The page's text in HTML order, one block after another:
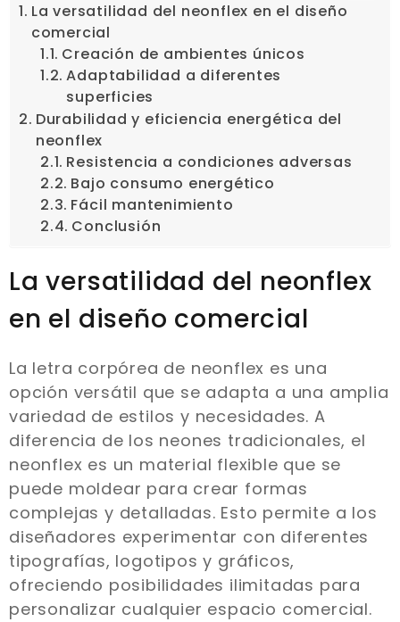
La versatilidad del neonflex en el diseño
comercial
Creación de ambientes únicos
Adaptabilidad a diferentes
superficies
Durabilidad y eficiencia energética del
neonflex
Resistencia a condiciones adversas
Bajo consumo energético
Fácil mantenimiento
Conclusión
La versatilidad del neonflex
en el diseño comercial
La letra corpórea de neonflex es una
opción versátil que se adapta a una amplia
variedad de estilos y necesidades. A
diferencia de los neones tradicionales, el
neonflex es un material flexible que se
puede moldear para crear formas
complejas y detalladas. Esto permite a los
diseñadores experimentar con diferentes
tipografías, logotipos y gráficos,
ofreciendo posibilidades ilimitadas para
personalizar cualquier espacio comercial.